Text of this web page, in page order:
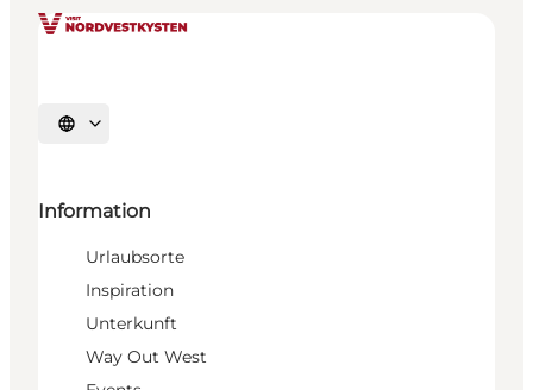
Sprache auswählen
Information
Urlaubsorte
Inspiration
Unterkunft
Way Out West